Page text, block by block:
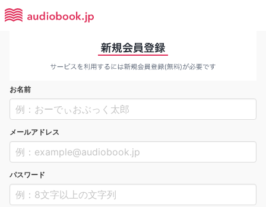
お名前
メールアドレス
パスワード